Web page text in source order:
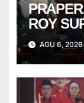
ROY
AGU 6, 2026